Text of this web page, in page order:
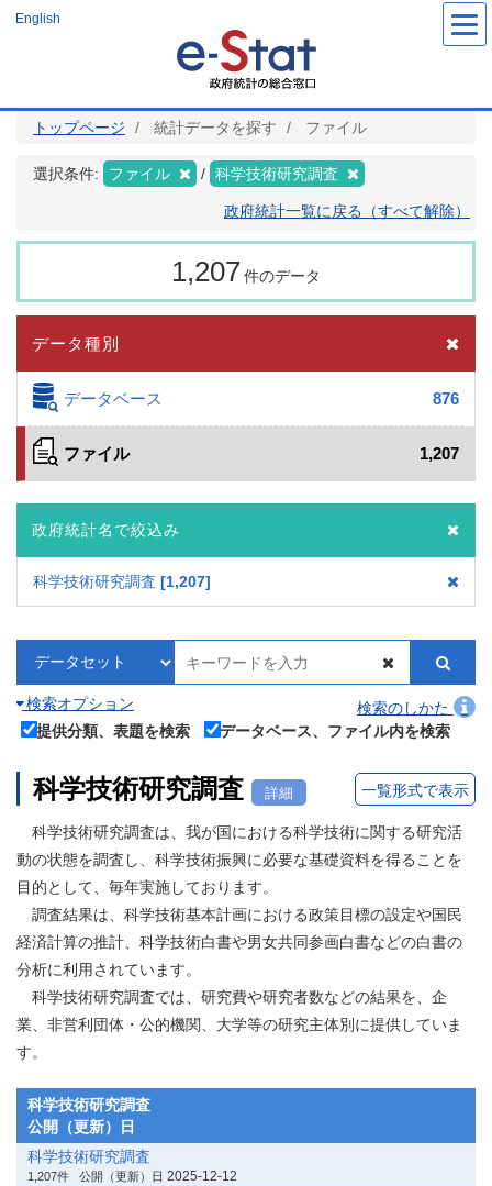
ツ
English
トップページ 統計データを探す ファイル
選択条件: ファイル 科学技術研究調査
政府統計一覧に戻る（すべて解除）
1,207件のデータ
データ種別
データベース 876
ファイル 1,207
政府統計名で絞込み
科学技術研究調査 1,207
検索オプション
検索のしかた
提供分類、表題を検索
データベース、ファイル内を検索
科学技術研究調査 詳細 一覧形式で表示
科学技術研究調査は、我が国における科学技術に関する研究活
動の状態を調査し、科学技術振興に必要な基礎資料を得ることを
目的として、毎年実施しております。
調査結果は、科学技術基本計画における政策目標の設定や国民
経済計算の推計、科学技術白書や男女共同参画白書などの白書の
分析に利用されています。
科学技術研究調査では、研究費や研究者数などの結果を、企
業、非営利団体・公的機関、大学等の研究主体別に提供していま
す。
科学技術研究調査
公開（更新）日
科学技術研究調査
1,207件 公開（更新）日 2025-12-12